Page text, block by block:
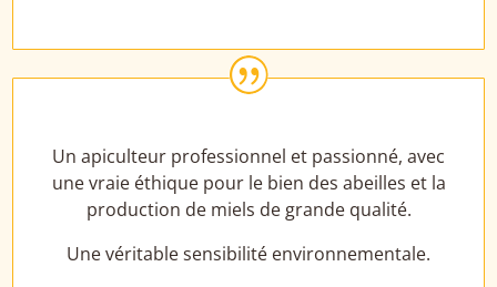
|
Un apiculteur professionnel et passionné, avec
une vraie éthique pour le bien des abeilles et la
production de miels de grande qualité.
Une véritable sensibilité environnementale.